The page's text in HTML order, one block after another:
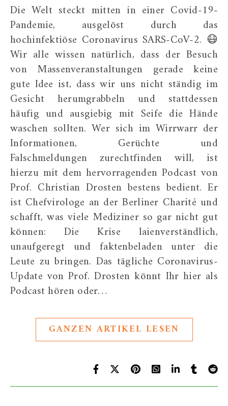
Die Welt steckt mitten in einer Covid-19-
Pandemie, ausgelöst durch das
hochinfektiöse Coronavirus SARS-CoV-2. 😷
Wir alle wissen natürlich, dass der Besuch
von Massenveranstaltungen gerade keine
gute Idee ist, dass wir uns nicht ständig im
Gesicht herumgrabbeln und stattdessen
häufig und ausgiebig mit Seife die Hände
waschen sollten. Wer sich im Wirrwarr der
Informationen, Gerüchte und
Falschmeldungen zurechtfinden will, ist
hierzu mit dem hervorragenden Podcast von
Prof. Christian Drosten bestens bedient. Er
ist Chefvirologe an der Berliner Charité und
schafft, was viele Mediziner so gar nicht gut
können: Die Krise laienverständlich,
unaufgeregt und faktenbeladen unter die
Leute zu bringen. Das tägliche Coronavirus-
Update von Prof. Drosten könnt Ihr hier als
Podcast hören oder…
GANZEN ARTIKEL LESEN